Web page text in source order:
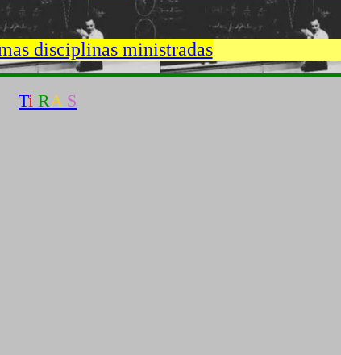
disciplinas ministradas
Ti RAS